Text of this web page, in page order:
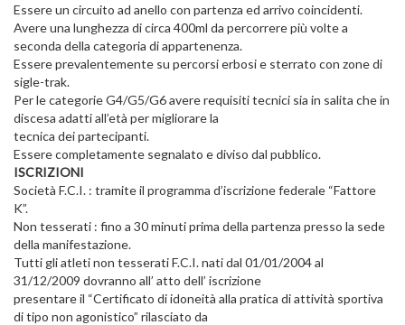
Essere un circuito ad anello con partenza ed arrivo coincidenti.
Avere una lunghezza di circa 400ml da percorrere più volte a
seconda della categoria di appartenenza.
Essere prevalentemente su percorsi erbosi e sterrato con zone di
sigle-trak.
Per le categorie G4/G5/G6 avere requisiti tecnici sia in salita che in
discesa adatti all’età per migliorare la
tecnica dei partecipanti.
Essere completamente segnalato e diviso dal pubblico.
ISCRIZIONI
Società F.C.I. : tramite il programma d’iscrizione federale “Fattore
K”.
Non tesserati : fino a 30 minuti prima della partenza presso la sede
della manifestazione.
Tutti gli atleti non tesserati F.C.I. nati dal 01/01/2004 al
31/12/2009 dovranno all’ atto dell’ iscrizione
presentare il “Certificato di idoneità alla pratica di attività sportiva
di tipo non agonistico” rilasciato da